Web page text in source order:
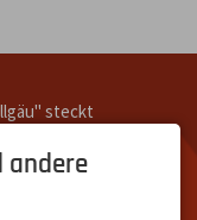
steckt
attraktives
andere